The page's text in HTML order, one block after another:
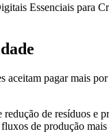
Essenciais para
pagar mais
de resíduos
de produção mais